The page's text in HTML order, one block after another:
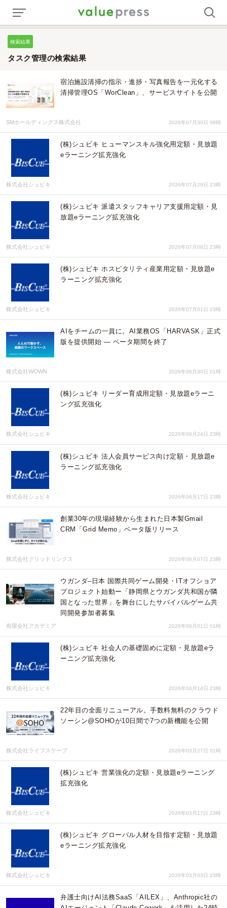
検索結果
タスク管理の検索結果
宿泊施設清掃の指示・進捗・写真報告を一元化する
清掃管理OS「WorClean」、サービスサイトを公開
SMホールディングス株式会社 2026年07月30日 06時
(株)シュビキ ヒューマンスキル強化用定額・見放題
eラーニング拡充強化
株式会社シュビキ 2026年07月29日 23時
(株)シュビキ 派遣スタッフキャリア支援用定額・見
放題eラーニング拡充強化
株式会社シュビキ 2026年07月08日 23時
(株)シュビキ ホスピタリティ産業用定額・見放題e
ラーニング拡充強化
株式会社シュビキ 2026年07月01日 23時
AIをチームの一員に。AI業務OS「HARVASK」正式
版を提供開始 ― ベータ期間を終了
株式会社WOWN 2026年06月30日 01時
(株)シュビキ リーダー育成用定額・見放題eラーニ
ング拡充強化
株式会社シュビキ 2026年06月24日 23時
(株)シュビキ 法人会員サービス向け定額・見放題e
ラーニング拡充強化
株式会社シュビキ 2026年06月17日 23時
創業30年の現場経験から生まれた日本製Gmail
CRM「Grid Memo」ベータ版リリース
株式会社グリッドリンクス 2026年06月07日 23時
ウガンダ–日本 国際共同ゲーム開発・ITオフショア
プロジェクト始動ー「静岡県とウガンダ共和国が隣
国となった世界」を舞台にしたサバイバルゲーム共
同開発参加者募集
有限会社アカデミア 2026年06月01日 01時
(株)シュビキ 社会人の基礎固めに定額・見放題eラ
ーニング拡充強化
株式会社シュビキ 2026年04月14日 23時
22年目の全面リニューアル。手数料無料のクラウド
ソーシン@SOHOが10日間で7つの新機能を公開
株式会社ライフスケープ 2026年03月27日 01時
(株)シュビキ 営業強化の定額・見放題eラーニング
拡充強化
株式会社シュビキ 2026年03月17日 23時
(株)シュビキ グローバル人材を目指す定額・見放題
eラーニング拡充強化
株式会社シュビキ 2026年03月03日 23時
弁護士向けAI法務SaaS「AILEX」、Anthropic社の